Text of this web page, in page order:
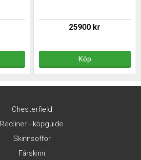
25900 kr
Köp
Chesterfield
Recliner - köpguide
Skinnsoffor
Fårskinn